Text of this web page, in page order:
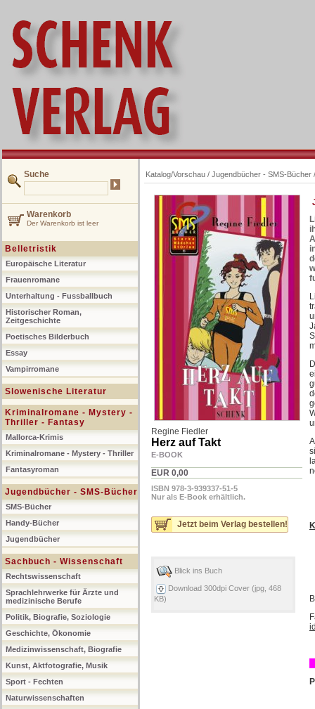
Suche
Warenkorb
Der Warenkorb ist leer
Belletristik
Europäische Literatur
Frauenromane
Unterhaltung - Fussballbuch
Historischer Roman,
Zeitgeschichte
Poetisches Bilderbuch
Essay
Vampirromane
Slowenische Literatur
Kriminalromane - Mystery -
Thriller - Fantasy
Mallorca-Krimis
Kriminalromane - Mystery - Thriller
Fantasyroman
Jugendbücher - SMS-Bücher
SMS-Bücher
Handy-Bücher
Jugendbücher
Sachbuch - Wissenschaft
Rechtswissenschaft
Sprachlehrwerke für Ärzte und
medizinische Berufe
Politik, Biografie, Soziologie
Geschichte, Ökonomie
Medizinwissenschaft, Biografie
Kunst, Aktfotografie, Musik
Sport - Fechten
Naturwissenschaften
Katalog/Vorschau / Jugendbücher - SMS-Bücher
Regine Fiedler
Herz auf Takt
E-BOOK
EUR 0,00
ISBN 978-3-939337-51-5
Nur als E-Book erhältlich.
Jetzt beim Verlag bestellen!
Blick ins Buch
Download 300dpi Cover (jpg, 468
KB)